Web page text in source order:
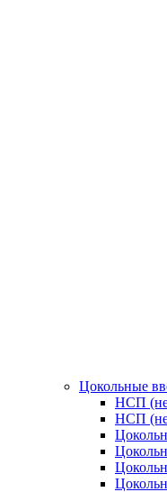
Цокольные
НСП
НСП